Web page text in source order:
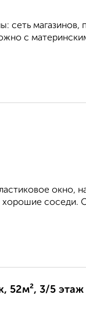
сеть
с
окно,
соседи.
52м², 3/5 этаж